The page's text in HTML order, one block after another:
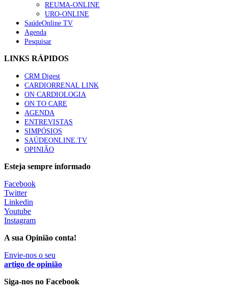
“Os programas de rastreio do cancro do pulmão são
custo-efetivos e representam um investimento
sustentável para os sistemas de saúde”
93 visualizações
Quase quatro em cada dez doentes com enfarte
apresentavam níveis elevados de Lp(a), revela estudo
87 visualizações
Trodelvy aprovado para primeira linha no cancro da
mama triplo negativo metastático em doentes não
elegíveis para inibidores PD-(L)1
61 visualizações
MAIS NOTÍCIAS
Quase 11.900 jovens recorreram aos cheques psicólogo e
nutricionista no primeiro mês
7 Ago, 2026|0 Comments
ULS de Coimbra estreia cirurgia endoscópica do ouvido com
apoio robótico em Portugal
REUMA-ONLINE
URO-ONLINE
SaúdeOnline TV
Agenda
Pesquisar
LINKS RÁPIDOS
CRM Digest
CARDIORRENAL LINK
ON CARDIOLOGIA
ON TO CARE
AGENDA
ENTREVISTAS
SIMPÓSIOS
SAÚDEONLINE.TV
OPINIÃO
Esteja sempre informado
Facebook
Twitter
Linkedin
Youtube
Instagram
A sua Opinião conta!
Envie-nos o seu
artigo de opinião
Siga-nos no Facebook